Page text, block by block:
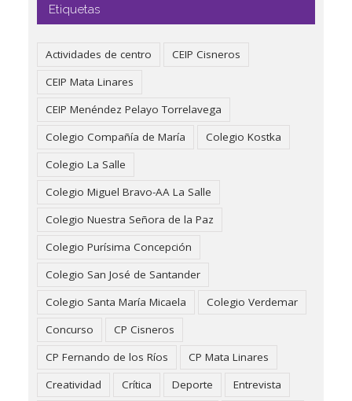
Etiquetas
Actividades de centro
CEIP Cisneros
CEIP Mata Linares
CEIP Menéndez Pelayo Torrelavega
Colegio Compañía de María
Colegio Kostka
Colegio La Salle
Colegio Miguel Bravo-AA La Salle
Colegio Nuestra Señora de la Paz
Colegio Purísima Concepción
Colegio San José de Santander
Colegio Santa María Micaela
Colegio Verdemar
Concurso
CP Cisneros
CP Fernando de los Ríos
CP Mata Linares
Creatividad
Crítica Deporte
Entrevista